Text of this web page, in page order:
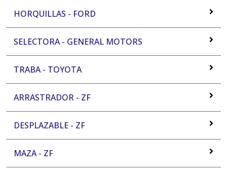
HORQUILLAS - FORD
SELECTORA - GENERAL MOTORS
TRABA - TOYOTA
ARRASTRADOR - ZF
DESPLAZABLE - ZF
MAZA - ZF